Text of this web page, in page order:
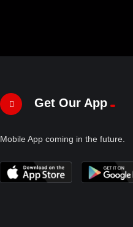
Get Our App
Mobile App coming in the future.